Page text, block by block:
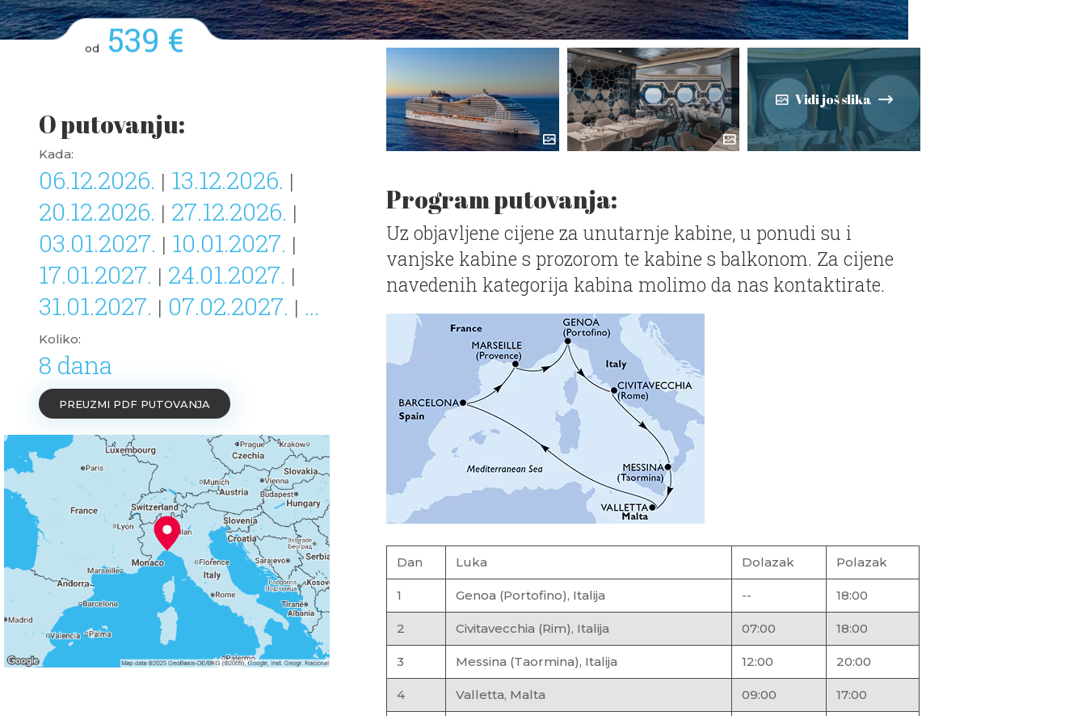
od 539 €
O putovanju:
Kada:
06.12.2026. | 13.12.2026. |
20.12.2026. | 27.12.2026. |
03.01.2027. | 10.01.2027. |
17.01.2027. | 24.01.2027. |
31.01.2027. | 07.02.2027. | ...
Koliko:
8 dana
PREUZMI PDF PUTOVANJA
Vidi još slika
Program putovanja:
Uz objavljene cijene za unutarnje kabine, u ponudi su i
vanjske kabine s prozorom te kabine s balkonom. Za cijene
navedenih kategorija kabina molimo da nas kontaktirate.
Dan Luka Dolazak Polazak
1 Genoa (Portofino), Italija -- 18:00
2 Civitavecchia (Rim), Italija 07:00 18:00
3 Messina (Taormina), Italija 12:00 20:00
4 Valletta, Malta 09:00 17:00